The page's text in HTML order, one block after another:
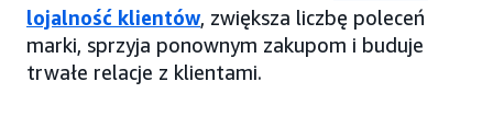
lojalność klientów, zwiększa liczbę poleceń
marki, sprzyja ponownym zakupom i buduje
trwałe relacje z klientami.